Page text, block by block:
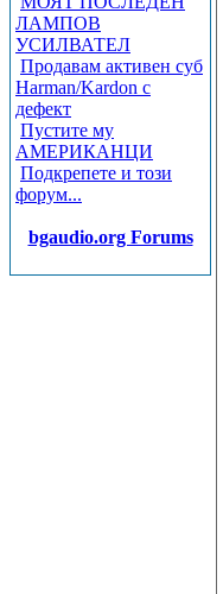
ЛАМПОВ
УСИЛВАТЕЛ
Продавам активен суб
Harman/Kardon с
дефект
Пустите му
АМЕРИКАНЦИ
Подкрепете и този
форум...
bgaudio.org Forums